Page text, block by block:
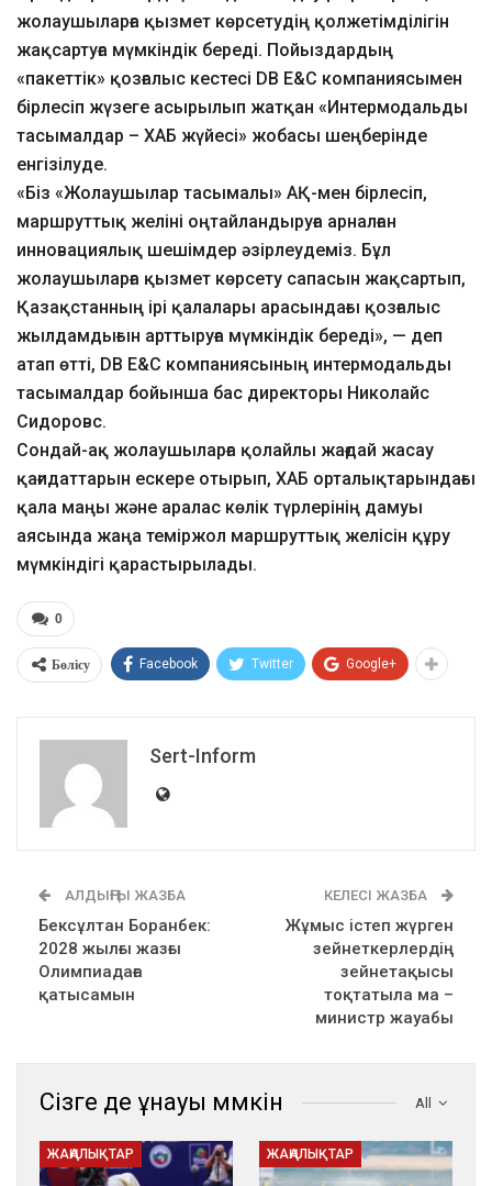
жолаушыларға қызмет көрсетудің қолжетімділігін
жақсартуға мүмкіндік береді. Пойыздардың
«пакеттік» қозғалыс кестесі DB E&C компаниясымен
бірлесіп жүзеге асырылып жатқан «Интермодальды
тасымалдар – ХАБ жүйесі» жобасы шеңберінде
енгізілуде.
«Біз «Жолаушылар тасымалы» АҚ-мен бірлесіп,
маршруттық желіні оңтайландыруға арналған
инновациялық шешімдер әзірлеудеміз. Бұл
жолаушыларға қызмет көрсету сапасын жақсартып,
Қазақстанның ірі қалалары арасындағы қозғалыс
жылдамдығын арттыруға мүмкіндік береді», — деп
атап өтті, DB E&C компаниясының интермодальды
тасымалдар бойынша бас директоры Николайс
Сидоровс.
Сондай-ақ жолаушыларға қолайлы жағдай жасау
қағидаттарын ескере отырып, ХАБ орталықтарындағы
қала маңы және аралас көлік түрлерінің дамуы
аясында жаңа теміржол маршруттық желісін құру
мүмкіндігі қарастырылады.
0
Бөлісу Facebook Twitter Google+
Sert-Inform
АЛДЫҢҒЫ ЖАЗБА
Бексұлтан Боранбек:
2028 жылғы жазғы
Олимпиадаға
қатысамын
КЕЛЕСІ ЖАЗБА
Жұмыс істеп жүрген
зейнеткерлердің
зейнетақысы
тоқтатыла ма –
министр жауабы
All
Сізге де ұнауы мүмкін
ЖАҢАЛЫҚТАР ЖАҢАЛЫҚТАР